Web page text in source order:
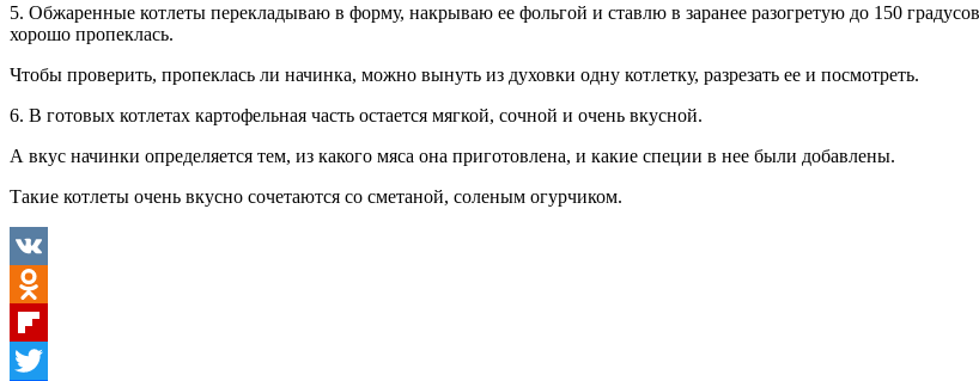
5. Обжаренные котлеты перекладываю в форму, накрываю ее фольгой и ставлю в заранее разогретую до 150
хорошо пропеклась.
Чтобы проверить, пропеклась ли начинка, можно вынуть из духовки одну котлетку, разрезать ее и посмотреть.
6. В готовых котлетах картофельная часть остается мягкой, сочной и очень вкусной.
А вкус начинки определяется тем, из какого мяса она приготовлена, и какие специи в нее были добавлены.
Такие котлеты очень вкусно сочетаются со сметаной, соленым огурчиком.
VK
Odnoklassniki
Flipboard